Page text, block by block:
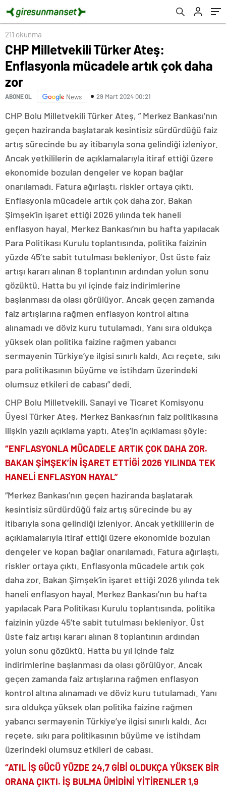
211 okunma
CHP Milletvekili Türker Ateş:
Enflasyonla mücadele artık çok daha
zor
ABONE OL News 29 Mart 2024 00:21
CHP Bolu Milletvekili Türker Ateş, ” Merkez Bankası’nın
geçen haziranda başlatarak kesintisiz sürdürdüğü faiz
artış sürecinde bu ay itibarıyla sona gelindiği izleniyor.
Ancak yetkililerin de açıklamalarıyla itiraf ettiği üzere
ekonomide bozulan dengeler ve kopan bağlar
onarılamadı. Fatura ağırlaştı, riskler ortaya çıktı.
Enflasyonla mücadele artık çok daha zor. Bakan
Şimşek’in işaret ettiği 2026 yılında tek haneli
enflasyon hayal. Merkez Bankası’nın bu hafta yapılacak
Para Politikası Kurulu toplantısında, politika faizinin
yüzde 45’te sabit tutulması bekleniyor. Üst üste faiz
artışı kararı alınan 8 toplantının ardından yolun sonu
gözüktü. Hatta bu yıl içinde faiz indirimlerine
başlanması da olası görülüyor. Ancak geçen zamanda
faiz artışlarına rağmen enflasyon kontrol altına
alınamadı ve döviz kuru tutulamadı. Yanı sıra oldukça
yüksek olan politika faizine rağmen yabancı
sermayenin Türkiye’ye ilgisi sınırlı kaldı. Acı reçete, sıkı
para politikasının büyüme ve istihdam üzerindeki
olumsuz etkileri de cabası” dedi.
CHP Bolu Milletvekili, Sanayi ve Ticaret Komisyonu
Üyesi Türker Ateş, Merkez Bankası’nın faiz politikasına
ilişkin yazılı açıklama yaptı. Ateş’in açıklaması şöyle:
“ENFLASYONLA MÜCADELE ARTIK ÇOK DAHA ZOR.
BAKAN ŞİMŞEK’İN İŞARET ETTİĞİ 2026 YILINDA TEK
HANELİ ENFLASYON HAYAL”
“Merkez Bankası’nın geçen haziranda başlatarak
kesintisiz sürdürdüğü faiz artış sürecinde bu ay
itibarıyla sona gelindiği izleniyor. Ancak yetkililerin de
açıklamalarıyla itiraf ettiği üzere ekonomide bozulan
dengeler ve kopan bağlar onarılamadı. Fatura ağırlaştı,
riskler ortaya çıktı. Enflasyonla mücadele artık çok
daha zor. Bakan Şimşek’in işaret ettiği 2026 yılında tek
haneli enflasyon hayal. Merkez Bankası’nın bu hafta
yapılacak Para Politikası Kurulu toplantısında, politika
faizinin yüzde 45’te sabit tutulması bekleniyor. Üst
üste faiz artışı kararı alınan 8 toplantının ardından
yolun sonu gözüktü. Hatta bu yıl içinde faiz
indirimlerine başlanması da olası görülüyor. Ancak
geçen zamanda faiz artışlarına rağmen enflasyon
kontrol altına alınamadı ve döviz kuru tutulamadı. Yanı
sıra oldukça yüksek olan politika faizine rağmen
yabancı sermayenin Türkiye’ye ilgisi sınırlı kaldı. Acı
reçete, sıkı para politikasının büyüme ve istihdam
üzerindeki olumsuz etkileri de cabası.
“ATIL İŞ GÜCÜ YÜZDE 24,7 GİBİ OLDUKÇA YÜKSEK BİR
ORANA ÇIKTI. İŞ BULMA ÜMİDİNİ YİTİRENLER 1,9